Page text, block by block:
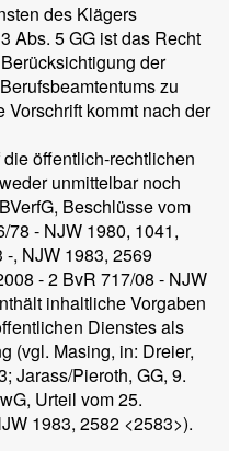
des Klägers
Abs. 5 GG ist das Recht
der
zu
kommt nach der
öffentlich-rechtlichen
unmittelbar noch
Beschlüsse vom
78 - NJW 1980, 1041,
, NJW 1983, 2569
- 2 BvR 717/08 - NJW
inhaltliche Vorgaben
Dienstes als
(vgl. Masing, in: Dreier,
Jarass/Pieroth, GG, 9.
Urteil vom 25.
1983, 2582 <2583>).